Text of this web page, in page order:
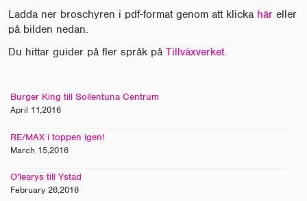
Ladda ner broschyren i pdf-format genom att klicka här eller
på bilden nedan.
Du hittar guider på fler språk på Tillväxverket.
Burger King till Sollentuna Centrum
April 11,2016
RE/MAX i toppen igen!
March 15,2016
O'learys till Ystad
February 26,2016